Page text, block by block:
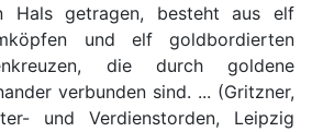
Hals getragen, besteht aus elf
und elf goldbordierten
die durch goldene
verbunden sind. ... (Gritzner,
und Verdienstorden, Leipzig